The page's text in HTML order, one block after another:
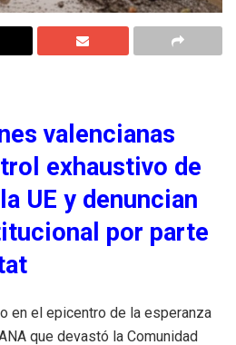
valencianas
exhaustivo de
UE y denuncian
por parte
en el epicentro de la esperanza
que devastó la Comunidad